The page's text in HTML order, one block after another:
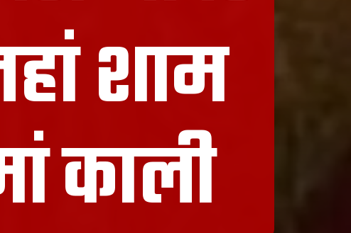
शाम
काली